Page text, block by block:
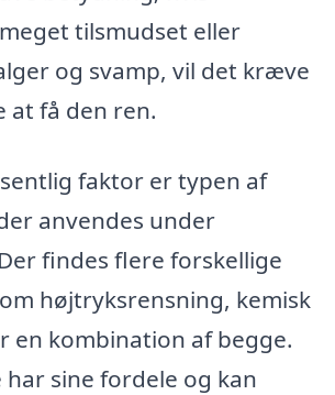
tilsmudset eller
og svamp, vil det kræve
at få den ren.
faktor er typen af
anvendes under
findes flere forskellige
højtryksrensning, kemisk
en kombination af begge.
sine fordele og kan